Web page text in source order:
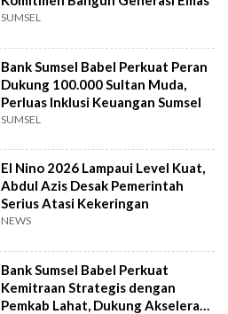
SUMSEL
Bank Sumsel Babel Perkuat Peran
Dukung 100.000 Sultan Muda,
Perluas Inklusi Keuangan Sumsel
SUMSEL
El Nino 2026 Lampaui Level Kuat,
Abdul Azis Desak Pemerintah
Serius Atasi Kekeringan
NEWS
Bank Sumsel Babel Perkuat
Kemitraan Strategis dengan
Pemkab Lahat, Dukung Akselerasi